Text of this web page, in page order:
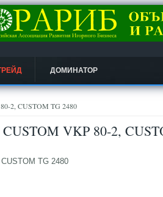
ДОМИНАТОР
2, CUSTOM TG 2480
VKP 80-2,
TG 2480